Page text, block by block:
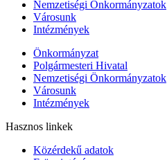
Nemzetiségi Önkormányzatok
Városunk
Intézmények
Önkormányzat
Polgármesteri Hivatal
Nemzetiségi Önkormányzatok
Városunk
Intézmények
Hasznos linkek
Közérdekű adatok